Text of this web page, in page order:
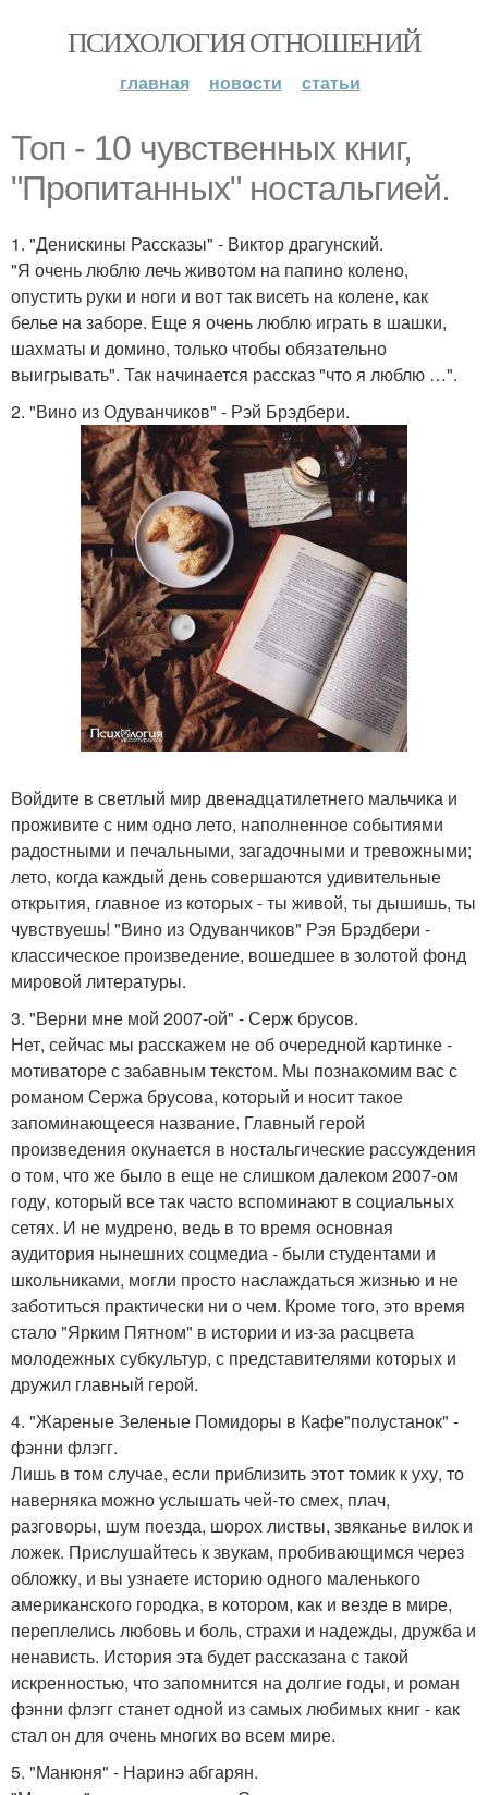
ПСИХОЛОГИЯ ОТНОШЕНИЙ
главная новости статьи
Топ - 10 чувственных книг,
"Пропитанных" ностальгией.
1. "Денискины Рассказы" - Виктор драгунский.
"Я очень люблю лечь животом на папино колено,
опустить руки и ноги и вот так висеть на колене, как
белье на заборе. Еще я очень люблю играть в шашки,
шахматы и домино, только чтобы обязательно
выигрывать". Так начинается рассказ "что я люблю …".
2. "Вино из Одуванчиков" - Рэй Брэдбери.
Войдите в светлый мир двенадцатилетнего мальчика и
проживите с ним одно лето, наполненное событиями
радостными и печальными, загадочными и тревожными;
лето, когда каждый день совершаются удивительные
открытия, главное из которых - ты живой, ты дышишь, ты
чувствуешь! "Вино из Одуванчиков" Рэя Брэдбери -
классическое произведение, вошедшее в золотой фонд
мировой литературы.
3. "Верни мне мой 2007-ой" - Серж брусов.
Нет, сейчас мы расскажем не об очередной картинке -
мотиваторе с забавным текстом. Мы познакомим вас с
романом Сержа брусова, который и носит такое
запоминающееся название. Главный герой
произведения окунается в ностальгические рассуждения
о том, что же было в еще не слишком далеком 2007-ом
году, который все так часто вспоминают в социальных
сетях. И не мудрено, ведь в то время основная
аудитория нынешних соцмедиа - были студентами и
школьниками, могли просто наслаждаться жизнью и не
заботиться практически ни о чем. Кроме того, это время
стало "Ярким Пятном" в истории и из-за расцвета
молодежных субкультур, с представителями которых и
дружил главный герой.
4. "Жареные Зеленые Помидоры в Кафе"полустанок" -
фэнни флэгг.
Лишь в том случае, если приблизить этот томик к уху, то
наверняка можно услышать чей-то смех, плач,
разговоры, шум поезда, шорох листвы, звяканье вилок и
ложек. Прислушайтесь к звукам, пробивающимся через
обложку, и вы узнаете историю одного маленького
американского городка, в котором, как и везде в мире,
переплелись любовь и боль, страхи и надежды, дружба и
ненависть. История эта будет рассказана с такой
искренностью, что запомнится на долгие годы, и роман
фэнни флэгг станет одной из самых любимых книг - как
стал он для очень многих во всем мире.
5. "Манюня" - Наринэ абгарян.